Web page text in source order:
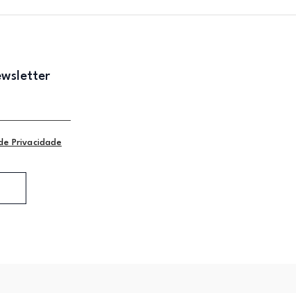
Privacidade